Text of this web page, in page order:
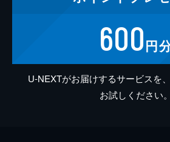
600円
U-NEXTがお届けするサービスを
お試しください。